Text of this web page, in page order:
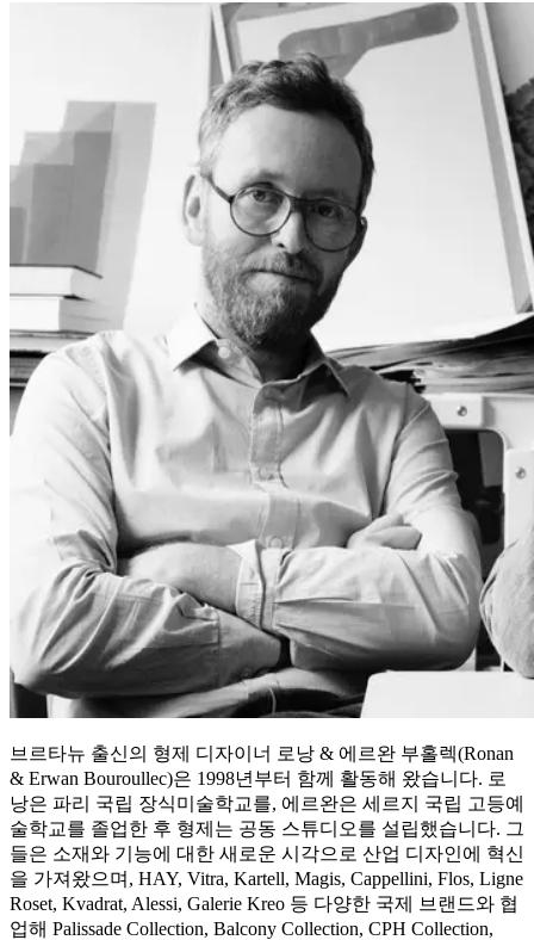
브르타뉴 출신의 형제 디자이너 로낭 & 에르완 부홀렉(Ronan
& Erwan Bouroullec)은 1998년부터 함께 활동해 왔습니다. 로
낭은 파리 국립 장식미술학교를, 에르완은 세르지 국립 고등예
술학교를 졸업한 후 형제는 공동 스튜디오를 설립했습니다. 그
들은 소재와 기능에 대한 새로운 시각으로 산업 디자인에 혁신
을 가져왔으며, HAY, Vitra, Kartell, Magis, Cappellini, Flos, Ligne
Roset, Kvadrat, Alessi, Galerie Kreo 등 다양한 국제 브랜드와 협
업해 Palissade Collection, Balcony Collection, CPH Collection,